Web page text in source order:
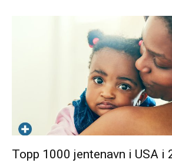
Topp 1000 jentenavn i USA i